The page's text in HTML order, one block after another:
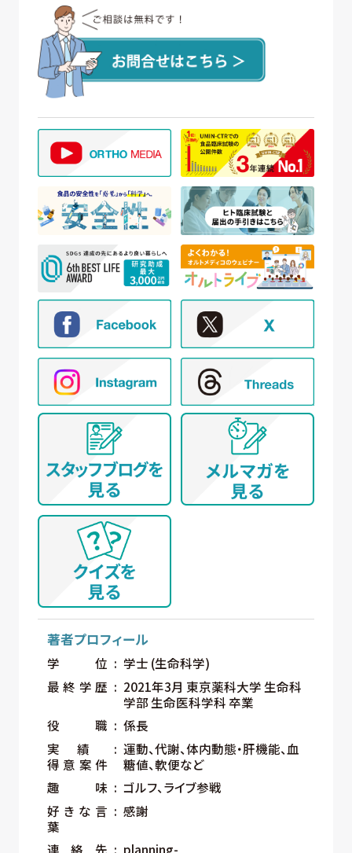
著者プロフィール
学位
学士 (生命科学)
最終学歴
2021年3月 東京薬科大学 生命科
学部 生命医科学科 卒業
役職
係長
実績
得意案件
運動、代謝、体内動態・肝機能、血
糖値、軟便など
趣味
ゴルフ、ライブ参戦
好きな言
葉
感謝
連絡先
planning-